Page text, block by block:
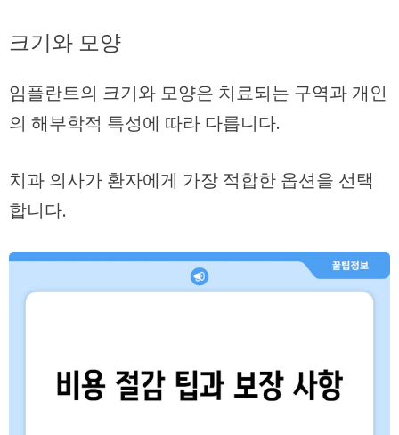
크기와 모양
임플란트의 크기와 모양은 치료되는 구역과 개인
의 해부학적 특성에 따라 다릅니다.
치과 의사가 환자에게 가장 적합한 옵션을 선택
합니다.